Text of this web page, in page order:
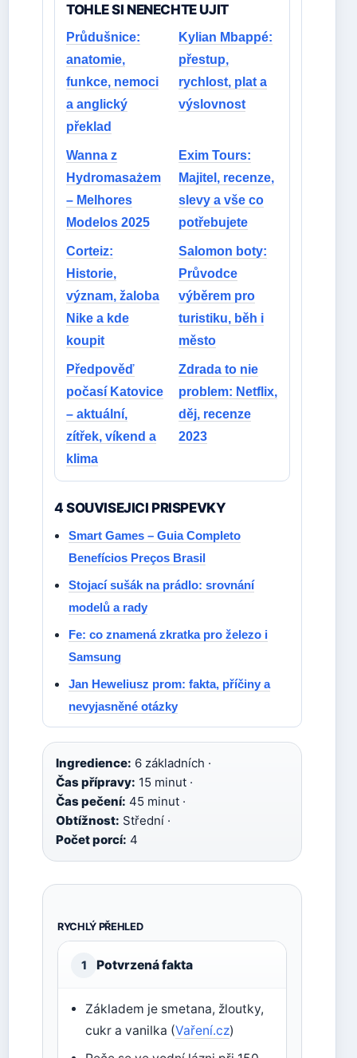
TOHLE SI NENECHTE UJIT
Průdušnice:
anatomie,
funkce, nemoci
a anglický
překlad
Kylian Mbappé:
přestup,
rychlost, plat a
výslovnost
Wanna z
Hydromasażem
– Melhores
Modelos 2025
Exim Tours:
Majitel, recenze,
slevy a vše co
potřebujete
Corteiz:
Historie,
význam, žaloba
Nike a kde
koupit
Salomon boty:
Průvodce
výběrem pro
turistiku, běh i
město
Předpověď
počasí Katovice
– aktuální,
zítřek, víkend a
klima
Zdrada to nie
problem: Netflix,
děj, recenze
2023
4 SOUVISEJICI PRISPEVKY
Smart Games – Guia Completo
Benefícios Preços Brasil
Stojací sušák na prádlo: srovnání
modelů a rady
Fe: co znamená zkratka pro železo i
Samsung
Jan Heweliusz prom: fakta, příčiny a
nevyjasněné otázky
Ingredience: 6 základních ·
Čas přípravy: 15 minut ·
Čas pečení: 45 minut ·
Obtížnost: Střední ·
Počet porcí: 4
RYCHLÝ PŘEHLED
1 Potvrzená fakta
Základem je smetana, žloutky,
cukr a vanilka (Vaření.cz)